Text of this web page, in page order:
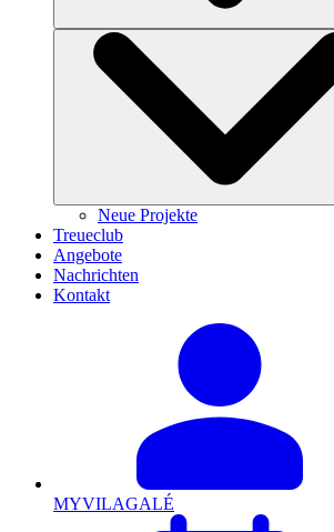
Neue Projekte
Treueclub
Angebote
Nachrichten
Kontakt
MYVILAGALÉ